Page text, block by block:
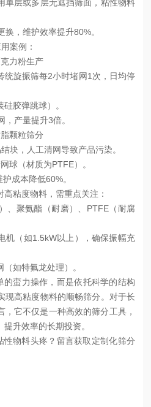
单层或多层无遮挡筛面，粘性物料
换，维护效率提升80%。
案例：
力粉生产
统旋振筛每2小时堵网1次，日均停
硅胶弹跳球）。
，产量提升3倍。
颗粒筛分
块，人工清网导致产品污染。
球（材质为PTFE）。
成本降低60%。
高粘度物料，需重点关注：
、聚氨酯（耐磨）、 PTFE（耐腐
机（如1.5kW以上），确保振幅充
（如特氟龙处理）。
的蛮力操作，而是依托科学的结构
现高粘度物料的顺畅筛分。对于长
它不仅是一种高效的筛分工具，
升效率的长期投资。
物料头疼？留言获取定制化筛分